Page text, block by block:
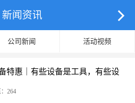
新闻资讯
公司新闻 活动视频
特惠｜有些设备是工具，有些设
264